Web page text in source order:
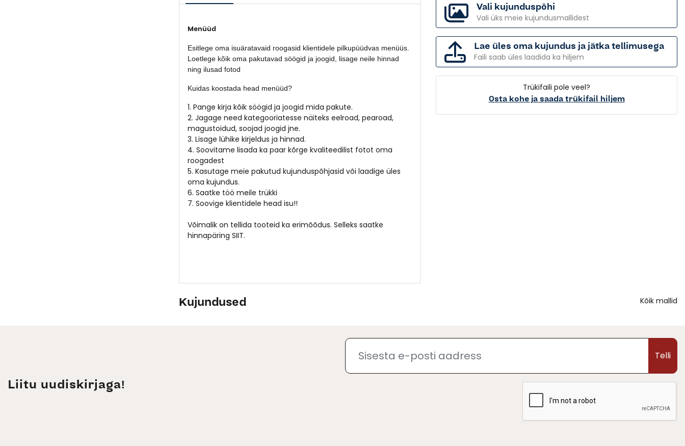
Menüüd
Esitlege oma isuäratavaid roogasid klientidele pilkupüüdvas menüüs.
Loetlege kõik oma pakutavad söögid ja joogid, lisage neile hinnad
ning ilusad fotod
Kuidas koostada head menüüd?
1. Pange kirja kõik söögid ja joogid mida pakute.
2. Jagage need kategooriatesse näiteks eelroad, pearoad,
magustoidud, soojad joogid jne.
3. Lisage lühike kirjeldus ja hinnad.
4. Soovitame lisada ka paar kõrge kvaliteedilist fotot oma
roogadest
5. Kasutage meie pakutud kujunduspõhjasid või laadige üles
oma kujundus.
6. Saatke töö meile trükki
7. Soovige klientidele head isu!!
Võimalik on tellida tooteid ka erimõõdus. Selleks saatke
hinnapäring SIIT.
Vali kujunduspõhi
Vali üks meie kujundusmallidest
Lae üles oma kujundus ja jätka tellimusega
Faili saab üles laadida ka hiljem
Trükifaili pole veel?
Osta kohe ja saada trükifail hiljem
Kõik mallid
Kujundused
Liitu uudiskirjaga!
Telli